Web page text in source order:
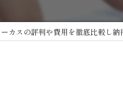
カスの評判や費用を徹底比較し